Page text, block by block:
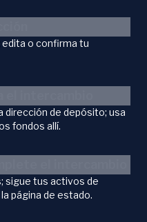
o confirma tu
dirección de depósito; usa
fondos allí.
sigue tus activos de
página de estado.